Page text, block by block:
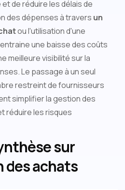
de réduire les délais de
des dépenses à travers un
ou l'utilisation d'une
une baisse des coûts
meilleure visibilité sur la
Le passage à un seul
restreint de fournisseurs
simplifier la gestion des
réduire les risques
sur
des achats